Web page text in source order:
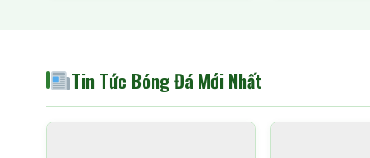
Tin Tức Bóng Đá Mới Nhất